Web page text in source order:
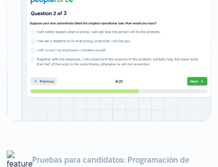
Pruebas para candidatos: Programación de